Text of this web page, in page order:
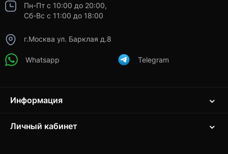
Пн-Пт с 10:00 до 20:00,
Сб-Вс с 11:00 до 18:00
г.Москва ул. Барклая д.8
Whatsapp Telegram
Информация
Личный кабинет